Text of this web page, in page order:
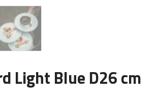
Light Blue D26 cm